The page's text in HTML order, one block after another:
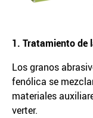
1. Tratamiento de
Los granos
fenólica se
materiales
verter.